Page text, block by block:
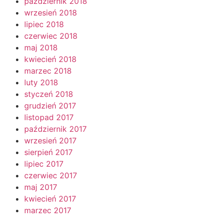
wrzesień 2018
lipiec 2018
czerwiec 2018
maj 2018
kwiecień 2018
marzec 2018
luty 2018
styczeń 2018
grudzień 2017
listopad 2017
październik 2017
wrzesień 2017
sierpień 2017
lipiec 2017
czerwiec 2017
maj 2017
kwiecień 2017
marzec 2017